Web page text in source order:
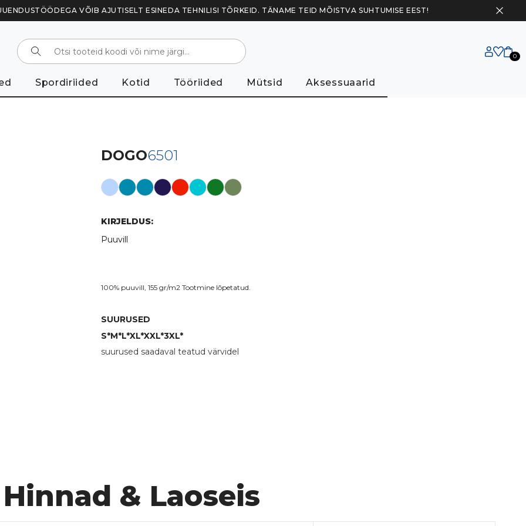
VÕIB AJUTISELT ESINEDA TEHNILISI TÕRKEID. TÄNAME TEID MÕISTVA SUHTUMISE EEST!
0
Spordiriided Kotid Tööriided Mütsid Aksessuaarid
DOGO6501
KIRJELDUS:
Puuvill
100% puuvill, 155 gr/m2 Tootmine lõpetatud.
SUURUSED
S*M*L*XL*XXL*3XL*
suurused saadaval teatud värvidel
Hinnad & Laoseis